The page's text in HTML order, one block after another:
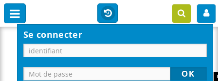
Se connecter